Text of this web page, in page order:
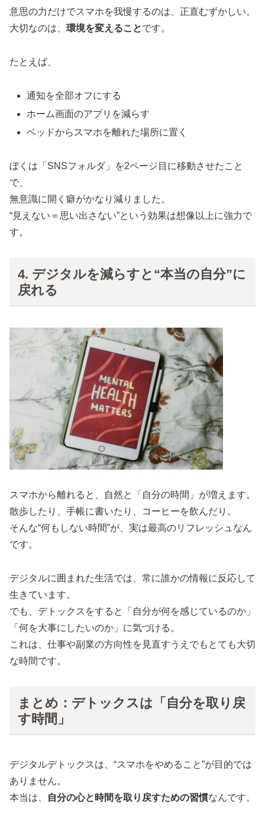
意思の力だけでスマホを我慢するのは、正直むずかしい。
大切なのは、 環境を変えることです。
たとえば、
通知を全部オフにする
ホーム画面のアプリを減らす
ベッドからスマホを離れた場所に置く
ぼくは「SNSフォルダ」を2ページ目に移動させたこと
で、
無意識に開く癖がかなり減りました。
“見えない＝思い出さない”という効果は想像以上に強力で
す。
4. デジタルを減らすと“本当の自分”に
戻れる
スマホから離れると、自然と「自分の時間」が増えます。
散歩したり、手帳に書いたり、コーヒーを飲んだり。
そんな“何もしない時間”が、実は最高のリフレッシュなん
です。
デジタルに囲まれた生活では、常に誰かの情報に反応して
生きています。
でも、デトックスをすると「自分が何を感じているのか」
「何を大事にしたいのか」に気づける。
これは、仕事や副業の方向性を見直すうえでもとても大切
な時間です。
まとめ：デトックスは「自分を取り戻
す時間」
デジタルデトックスは、“スマホをやめること”が目的では
ありません。
本当は、
自分の心と時間を取り戻すための習慣なんです。